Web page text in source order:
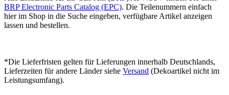
BRP Electronic Parts Catalog (EPC). Die Teilenummern einfach
hier im Shop in die Suche eingeben, verfügbare Artikel anzeigen
lassen und bestellen.
*Die Lieferfristen gelten für Lieferungen innerhalb Deutschlands,
Lieferzeiten für andere Länder siehe Versand (Dekoartikel nicht im
Leistungsumfang).